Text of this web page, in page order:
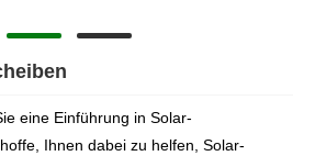
eine Einführung in Solar-
Ihnen dabei zu helfen, Solar-